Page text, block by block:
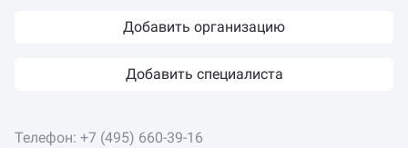
Добавить организацию
Добавить специалиста
Телефон: +7 (495) 660-39-16